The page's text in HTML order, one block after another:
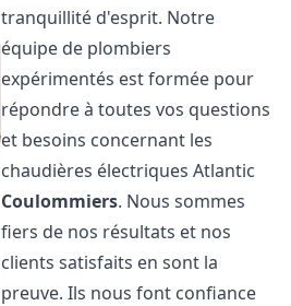
tranquillité d'esprit. Notre
équipe de plombiers
expérimentés est formée pour
répondre à toutes vos questions
et besoins concernant les
chaudières électriques Atlantic
Coulommiers. Nous sommes
fiers de nos résultats et nos
clients satisfaits en sont la
preuve. Ils nous font confiance